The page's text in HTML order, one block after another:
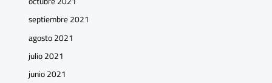
septiembre 2021
agosto 2021
julio 2021
junio 2021